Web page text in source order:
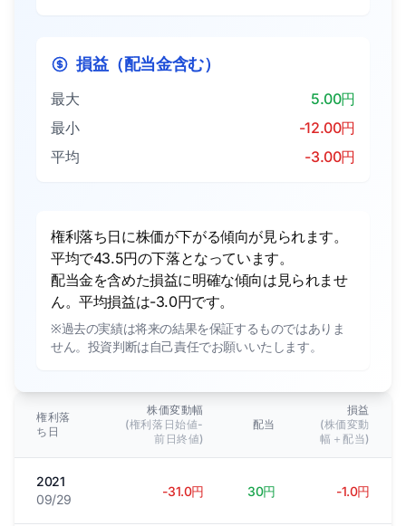
損益（配当金含む）
最大
5.00円
最小
-12.00円
平均
-3.00円
権利落ち日に株価が下がる傾向が見られます。
平均で43.5円の下落となっています。
配当金を含めた損益に明確な傾向は見られませ
ん。平均損益は-3.0円です。
※過去の実績は将来の結果を保証するものではありま
せん。投資判断は自己責任でお願いいたします。
権利落
ち日
株価変動幅
(権利落日始値-
前日終値)
配当
損益
(株価変動
幅＋配当)
2021
09/29
-31.0円 30円 -1.0円